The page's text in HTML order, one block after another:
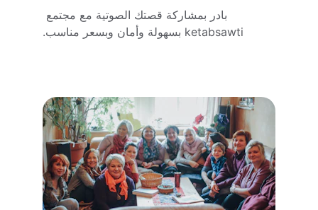
بادر بمشاركة قصتك الصوتية مع مجتمع
ketabsawti بسهولة وأمان وبسعر مناسب.